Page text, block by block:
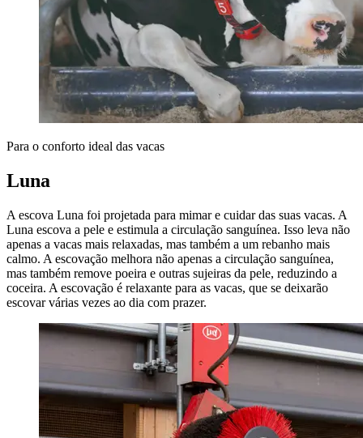
Para o conforto ideal das vacas
Luna
A escova Luna foi projetada para mimar e cuidar das suas vacas. A
Luna escova a pele e estimula a circulação sanguínea. Isso leva não
apenas a vacas mais relaxadas, mas também a um rebanho mais
calmo. A escovação melhora não apenas a circulação sanguínea,
mas também remove poeira e outras sujeiras da pele, reduzindo a
coceira. A escovação é relaxante para as vacas, que se deixarão
escovar várias vezes ao dia com prazer.